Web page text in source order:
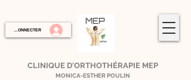
SE CONNECTER
CLINIQUE D'ORTHOTHÉRAPIE MEP
MONICA-ESTHER POULIN